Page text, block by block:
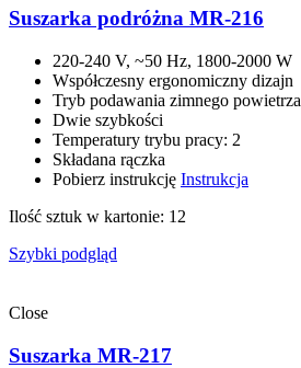
Suszarka podróżna MR-216
220-240 V, ~50 Hz, 1800-2000 W
Współczesny ergonomiczny dizajn
Tryb podawania zimnego powietrza
Dwie szybkości
Temperatury trybu pracy: 2
Składana rączka
Pobierz instrukcję Instrukcja
Ilość sztuk w kartonie: 12
Szybki podgląd
Close
Suszarka MR-217